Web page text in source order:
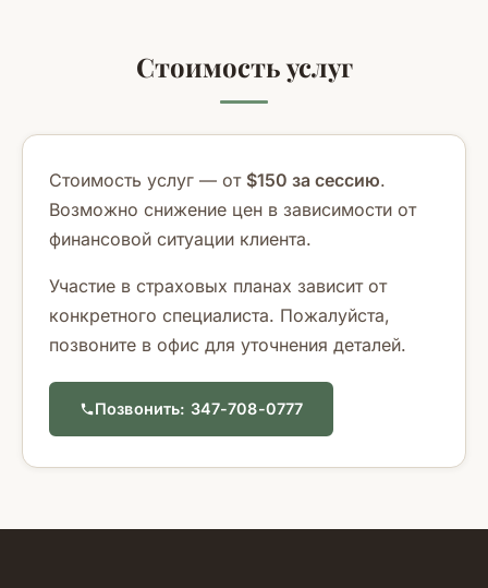
Стоимость услуг
Стоимость услуг — от $150 за сессию.
Возможно снижение цен в зависимости от
финансовой ситуации клиента.
Участие в страховых планах зависит от
конкретного специалиста. Пожалуйста,
позвоните в офис для уточнения деталей.
phoneПозвонить: 347-708-0777